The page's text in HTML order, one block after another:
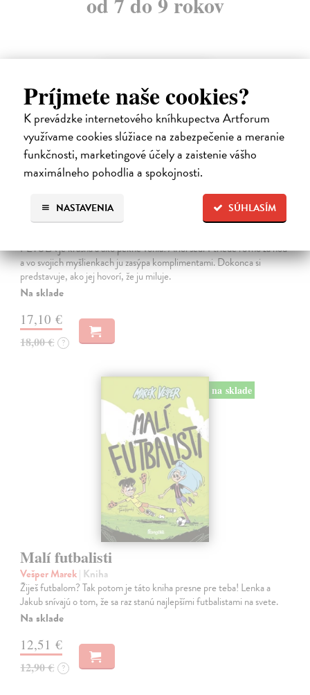
Príjmete naše cookies?
K prevádzke internetového kníhkupectva Artforum
využívame cookies slúžiace na zabezpečenie a meranie
funkčnosti, marketingové účely a zaistenie vášho
maximálneho pohodlia a spokojnosti.
SÚHLASÍM
NASTAVENIA
novinka
Ariol 4
PEŤULA je krásna a ako pekne vonia! Ariol sedí v triede rovno za ňou
a vo svojich myšlienkach ju zasýpa komplimentami. Dokonca si
predstavuje, ako jej hovorí, že ju miluje.
Na sklade
17,10 €
18,00 € ?
na sklade
Malí futbalisti
Vešper Marek| Kniha
Žiješ futbalom? Tak potom je táto kniha presne pre teba! Lenka a
Jakub snívajú o tom, že sa raz stanú najlepšími futbalistami na svete.
Na sklade
12,51 €
12,90 € ?